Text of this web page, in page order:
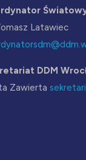
Latawiec
DDM
Zawierta